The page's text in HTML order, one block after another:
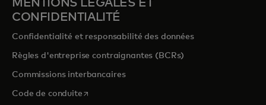
MENTIONS LÉGALES ET
CONFIDENTIALITÉ
Confidentialité et responsabilité des données
Règles d'entreprise contraignantes (BCRs)
Commissions interbancaires
Code de conduites’ouvre dans un nouvel onglet